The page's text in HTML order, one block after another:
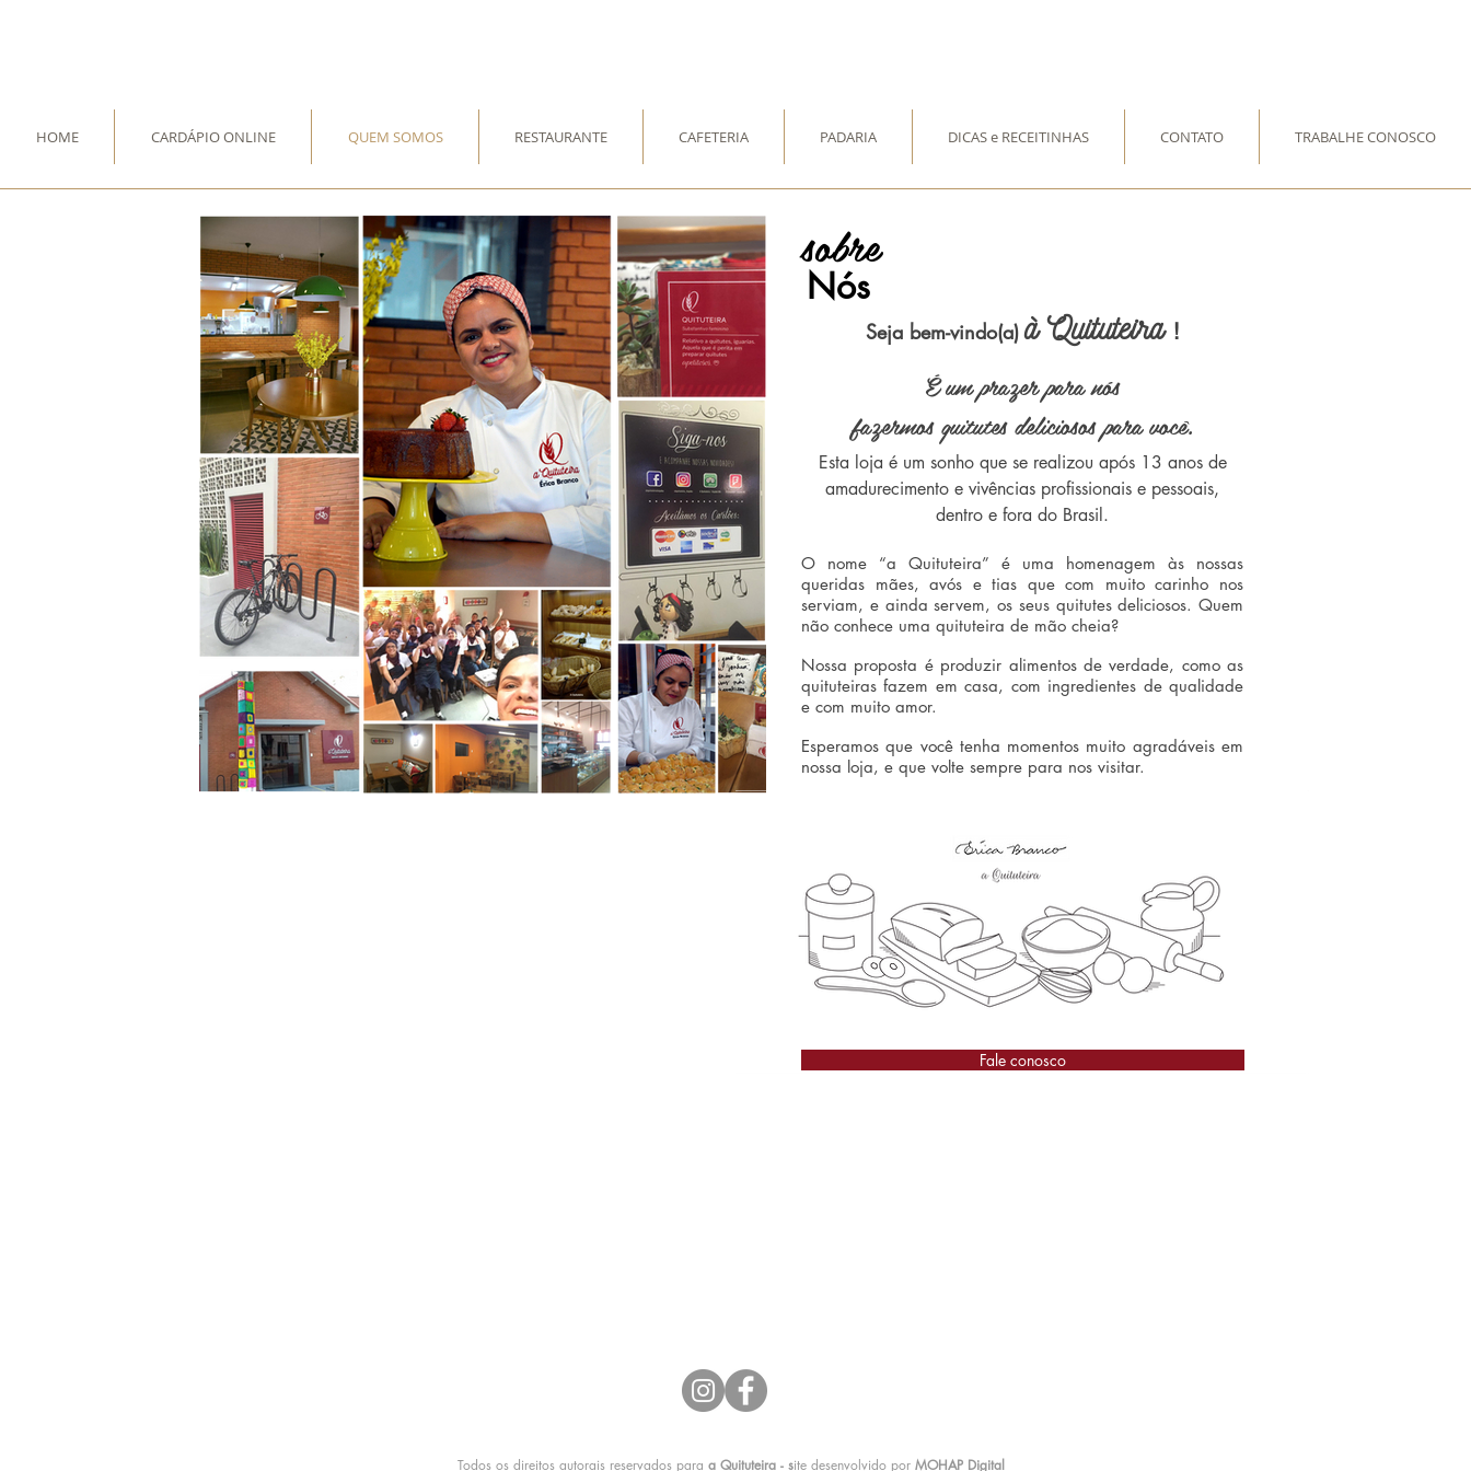
HOME CARDÁPIO ONLINE QUEM SOMOS RESTAURANTE CAFETERIA PADARIA DICAS e RECEITINHAS CONTATO TRABALHE CONOSCO
sobre
Nós
Seja bem-vindo(a) à Quituteira !
É um prazer para nós
fazermos quitutes deliciosos para você.
Esta loja é um sonho que se realizou após 13 anos de
amadurecimento e vivências profissionais e pessoais,
dentro e fora do Brasil.
O nome “a Quituteira” é uma homenagem às nossas
queridas mães, avós e tias que com muito carinho nos
serviam, e ainda servem, os seus quitutes deliciosos. Quem
não conhece uma quituteira de mão cheia?
Nossa proposta é produzir alimentos de verdade, como as
quituteiras fazem em casa, com ingredientes de qualidade
e com muito amor.
Esperamos que você tenha momentos muito agradáveis em
nossa loja, e que volte sempre para nos visitar.
Fale conosco
Todos os direitos autorais reservados para a Quituteira - site desenvolvido por MOHAP Digital